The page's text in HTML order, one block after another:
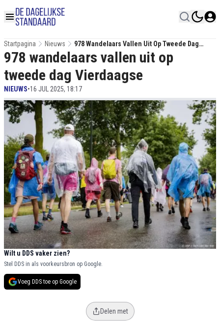
Startpagina Nieuws
978 Wandelaars Vallen Uit Op Tweede Dag
Vierdaagse
978 wandelaars vallen uit op
tweede dag Vierdaagse
NIEUWS•16 JUL 2025, 18:17
Wilt u DDS vaker zien?
Stel DDS in als voorkeursbron op Google.
Voeg DDS toe op Google
Delen met